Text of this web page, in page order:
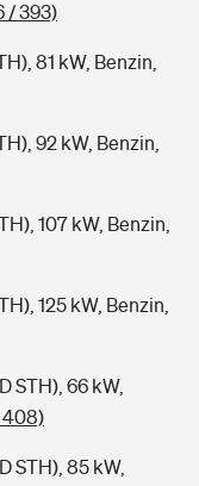
/ 393)
81 kW, Benzin,
92 kW, Benzin,
107 kW, Benzin,
125 kW, Benzin,
STH), 66 kW,
408)
STH), 85 kW,